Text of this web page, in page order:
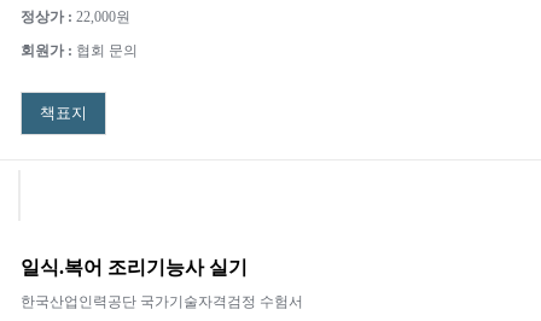
정상가 :22,000원
회원가 : 협회 문의
책표지
일식.복어 조리기능사 실기
한국산업인력공단 국가기술자격검정 수험서